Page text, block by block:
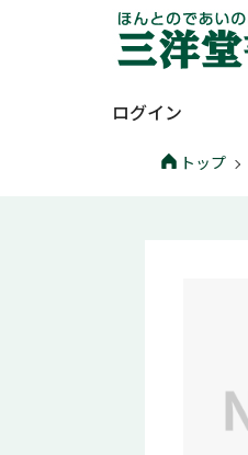
ログイン
トップ